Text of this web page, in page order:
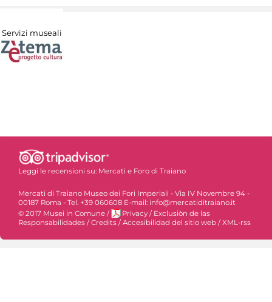
Servizi museali
Leggi le recensioni su: Mercati e Foro di Traiano
Mercati di Traiano Museo dei Fori Imperiali - Via IV Novembre 94 -
00187 Roma - Tel. +39 060608 E-mail: info@mercatiditraiano.it
© 2017 Musei in Comune / Privacy / Exclusiòn de las
Responsabilidades / Credits / Accesibilidad del sitio web / XML-rss